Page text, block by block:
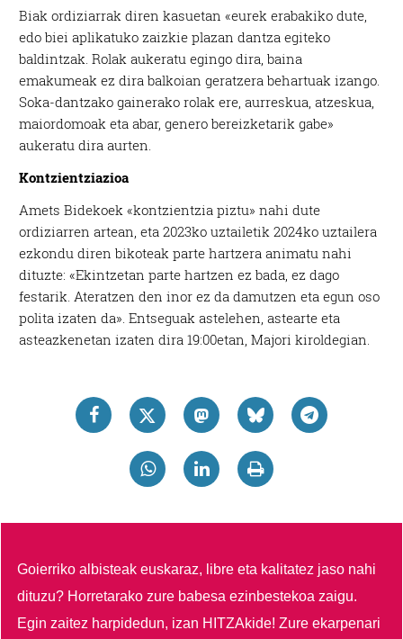
Biak ordiziarrak diren kasuetan «eurek erabakiko dute,
edo biei aplikatuko zaizkie plazan dantza egiteko
baldintzak. Rolak aukeratu egingo dira, baina
emakumeak ez dira balkoian geratzera behartuak izango.
Soka-dantzako gainerako rolak ere, aurreskua, atzeskua,
maiordomoak eta abar, genero bereizketarik gabe»
aukeratu dira aurten.
Kontzientziazioa
Amets Bidekoek «kontzientzia piztu» nahi dute
ordiziarren artean, eta 2023ko uztailetik 2024ko uztailera
ezkondu diren bikoteak parte hartzera animatu nahi
dituzte: «Ekintzetan parte hartzen ez bada, ez dago
festarik. Ateratzen den inor ez da damutzen eta egun oso
polita izaten da». Entseguak astelehen, astearte eta
asteazkenetan izaten dira 19:00etan, Majori kiroldegian.
Goierriko albisteak euskaraz, libre eta kalitatez jaso nahi
dituzu? Horretarako zure babesa ezinbestekoa zaigu.
Egin zaitez harpidedun, izan HITZAkide!Zure ekarpenari